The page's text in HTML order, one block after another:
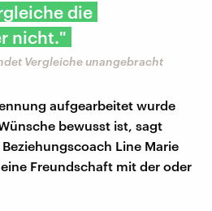
die
nicht."
Vergleiche unangebracht
aufgearbeitet wurde
bewusst ist, sagt
Line Marie
Freundschaft mit der oder